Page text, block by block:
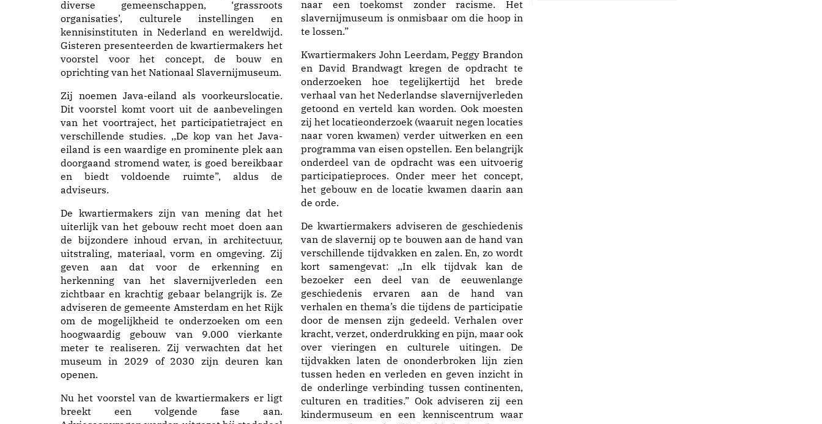
diverse gemeenschappen, ‘grassroots
organisaties’, culturele instellingen en
kennisinstituten in Nederland en wereldwijd.
Gisteren presenteerden de kwartiermakers het
voorstel voor het concept, de bouw en
oprichting van het Nationaal Slavernijmuseum.
Zij noemen Java-eiland als voorkeurslocatie.
Dit voorstel komt voort uit de aanbevelingen
van het voortraject, het participatietraject en
verschillende studies. ,,De kop van het Java-
eiland is een waardige en prominente plek aan
doorgaand stromend water, is goed bereikbaar
en biedt voldoende ruimte”, aldus de
adviseurs.
De kwartiermakers zijn van mening dat het
uiterlijk van het gebouw recht moet doen aan
de bijzondere inhoud ervan, in architectuur,
uitstraling, materiaal, vorm en omgeving. Zij
geven aan dat voor de erkenning en
herkenning van het slavernijverleden een
zichtbaar en krachtig gebaar belangrijk is. Ze
adviseren de gemeente Amsterdam en het Rijk
om de mogelijkheid te onderzoeken om een
hoogwaardig gebouw van 9.000 vierkante
meter te realiseren. Zij verwachten dat het
museum in 2029 of 2030 zijn deuren kan
openen.
Nu het voorstel van de kwartiermakers er ligt
breekt een volgende fase aan.
naar een toekomst zonder racisme. Het
slavernijmuseum is onmisbaar om die hoop in
te lossen.”
Kwartiermakers John Leerdam, Peggy Brandon
en David Brandwagt kregen de opdracht te
onderzoeken hoe tegelijkertijd het brede
verhaal van het Nederlandse slavernijverleden
getoond en verteld kan worden. Ook moesten
zij het locatieonderzoek (waaruit negen locaties
naar voren kwamen) verder uitwerken en een
programma van eisen opstellen. Een belangrijk
onderdeel van de opdracht was een uitvoerig
participatieproces. Onder meer het concept,
het gebouw en de locatie kwamen daarin aan
de orde.
De kwartiermakers adviseren de geschiedenis
van de slavernij op te bouwen aan de hand van
verschillende tijdvakken en zalen. En, zo wordt
kort samengevat: ,,In elk tijdvak kan de
bezoeker een deel van de eeuwenlange
geschiedenis ervaren aan de hand van
verhalen en thema’s die tijdens de participatie
door de mensen zijn gedeeld. Verhalen over
kracht, verzet, onderdrukking en pijn, maar ook
over vieringen en culturele uitingen. De
tijdvakken laten de ononderbroken lijn zien
tussen heden en verleden en geven inzicht in
de onderlinge verbinding tussen continenten,
culturen en tradities.” Ook adviseren zij een
kindermuseum en een kenniscentrum waar